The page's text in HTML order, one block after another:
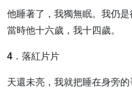
他睡著了，我獨無眠。我仍是
當時他十六歲，我十四歲。
4．落紅片片
天還未亮，我就把睡在身旁